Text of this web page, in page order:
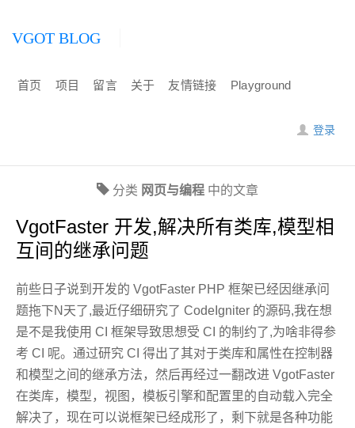
VGOT BLOG
首页 项目 留言 关于 友情链接 Playground
登录
分类 网页与编程 中的文章
VgotFaster 开发,解决所有类库,模型相
互间的继承问题
前些日子说到开发的 VgotFaster PHP 框架已经因继承问
题拖下N天了,最近仔细研究了 CodeIgniter 的源码,我在想
是不是我使用 CI 框架导致思想受 CI 的制约了,为啥非得参
考 CI 呢。通过研究 CI 得出了其对于类库和属性在控制器
和模型之间的继承方法，然后再经过一翻改进 VgotFaster
在类库，模型，视图，模板引擎和配置里的自动载入完全
解决了，现在可以说框架已经成形了，剩下就是各种功能